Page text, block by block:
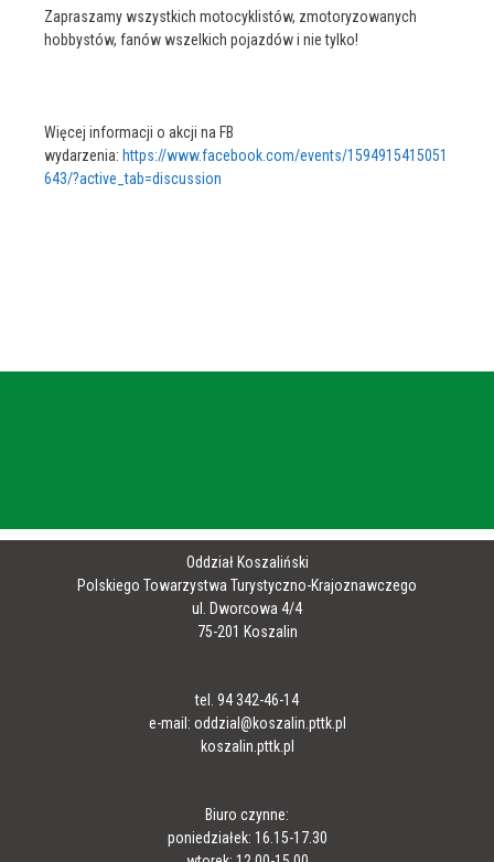
Zapraszamy wszystkich motocyklistów, zmotoryzowanych
hobbystów, fanów wszelkich pojazdów i nie tylko!
Więcej informacji o akcji na FB
wydarzenia: https://www.facebook.com/events/1594915415051
643/?active_tab=discussion
Oddział Koszaliński
Polskiego Towarzystwa Turystyczno-Krajoznawczego
ul. Dworcowa 4/4
75-201 Koszalin
tel. 94 342-46-14
e-mail: oddzial@koszalin.pttk.pl
koszalin.pttk.pl
Biuro czynne:
poniedziałek: 16.15-17.30